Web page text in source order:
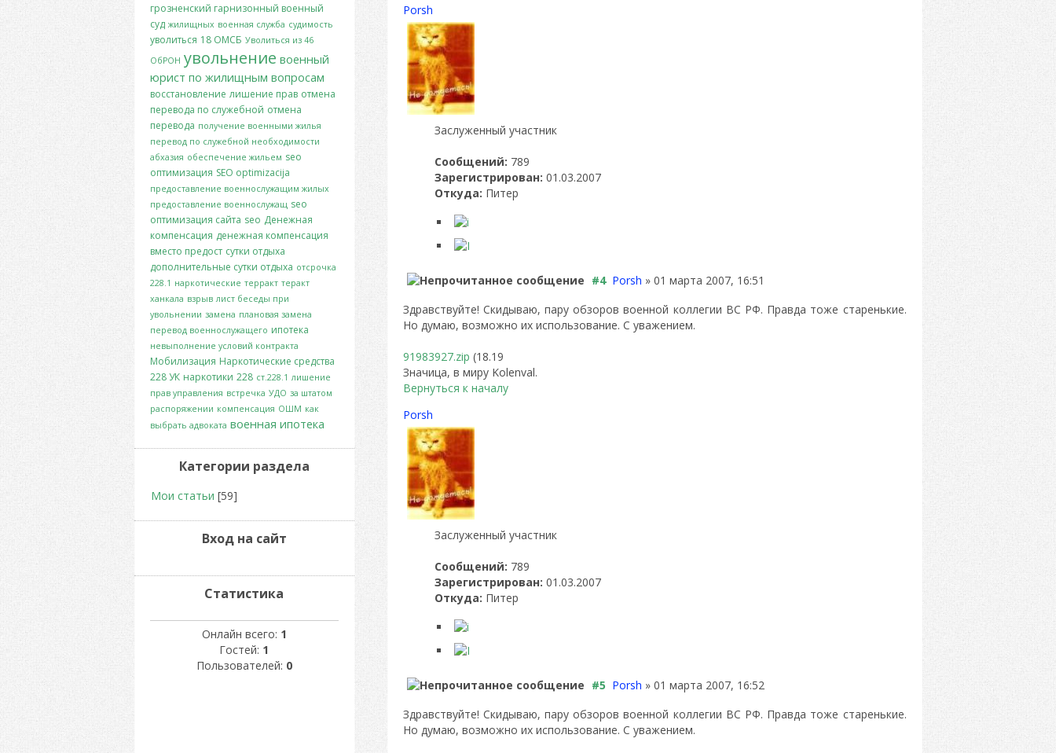
Porsh
Заслуженный участник
Сообщений: 789
Зарегистрирован: 01.03.2007
Откуда: Питер
#4 Porsh » 01 марта 2007, 16:51
Здравствуйте! Скидываю, пару обзоров военной коллегии ВС РФ. Правда тоже старенькие.
Но думаю, возможно их использование. С уважением.
91983927.zip (18.19
Значица, в миру Kolenval.
Вернуться к началу
Porsh
Заслуженный участник
Сообщений: 789
Зарегистрирован: 01.03.2007
Откуда: Питер
#5 Porsh » 01 марта 2007, 16:52
Здравствуйте! Скидываю, пару обзоров военной коллегии ВС РФ. Правда тоже старенькие.
Но думаю, возможно их использование. С уважением.
грозненский гарнизонный военный
суд жилищных военная служба судимость
уволиться 18 ОМСБ Уволиться из 46
ОбРОН увольнение военный
юрист по жилищным вопросам
восстановление лишение прав отмена
перевода по служебной отмена
перевода получение военными жилья
перевод по служебной необходимости
абхазия обеспечение жильем seo
оптимизация SEO optimizacija
предоставление военнослужащим жилых
предоставление военнослужащ seo
оптимизация сайта seo Денежная
компенсация денежная компенсация
вместо предост сутки отдыха
дополнительные сутки отдыха отсрочка
228.1 наркотические терракт теракт
ханкала взрыв лист беседы при
увольнении замена плановая замена
перевод военнослужащего ипотека
невыполнение условий контракта
Мобилизация Наркотические средства
228 УК наркотики 228 ст.228.1 лишение
прав управления встречка УДО за штатом
распоряжении компенсация ОШМ как
выбрать адвоката военная ипотека
Категории раздела
Мои статьи [59]
Вход на сайт
Статистика
Онлайн всего: 1
Гостей: 1
Пользователей: 0